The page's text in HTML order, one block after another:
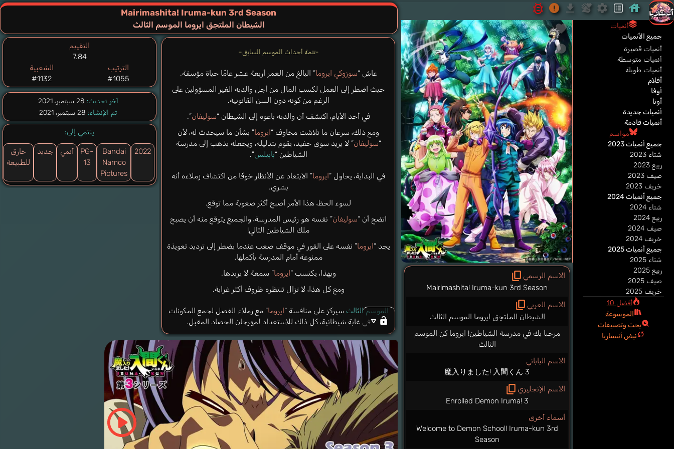
الاسم الرسمي
Mairimashita! Iruma-kun 3rd Season
الاسم العربي
الشيطان الملتحِق ايروما الموسم الثالث
مرحبا بك في مدرسة الشياطين! ايروما كن الموسم
الثالث
الاسم الياباني
魔入りました! 入間くん 3
الاسم الإنجليزي
Enrolled Demon Iruma! 3
أسماء أخرى
Welcome to Demon School! Iruma-kun 3rd
Season
Mairimashita! Iruma-kun 3rd Season
الشيطان الملتحِق ايروما الموسم الثالث
-تتمة أحداث الموسم السابق–
عاش “سوزوكي ايروما” البالغ من العمر أربعة عشر عامًا حياة مؤسفة.
حيث اضطر إلى العمل لكسب المال من أجل والديه الغير المسؤولين على
الرغم من كونه دون السن القانونية.
في أحد الأيام، اكتشف أن والديه باعوه إلى الشيطان “سوليفان”.
ومع ذلك، سرعان ما تلاشت مخاوف “ايروما” بشأن ما سيحدث له، لأن
“سوليفان” لا يريد سوى حفيد، يقوم بتدليله، ويجعله يذهب إلى مدرسة
الشياطين “بابيلس”.
في البداية، يحاول “ايروما” الابتعاد عن الأنظار خوفًا من اكتشاف زملاءه أنه
بشري.
لسوء الحظ، هذا الأمر أصبح أكثر صعوبة مما توقع.
اتضح أن “سوليفان” نفسه هو رئيس المدرسة، والجميع يتوقع منه أن يصبح
ملك الشياطين التالي!
يجد “ايروما” نفسه على الفور في موقف صعب عندما يضطر إلى ترديد تعويذة
ممنوعة أمام المدرسة بأكملها.
وبهذا، يكتسب “ايروما” سمعة لا يريدها.
ومع كل هذا، لا تزال تنتظره ظروف أكثر غرابة.
الموسم الثالث سيركز على منافسة “ايروما” مع زملاء الفصل لجمع المكونات
في غابة شيطانية، كل ذلك للاستعداد لمهرجان الحصاد المقبل.
التقييم
7.84
الترتيب
#1055
الشعبية
#1132
آخر تحديث: 28 سبتمبر، 2021
تم الإنشاء: 28 سبتمبر، 2021
ينتمي إلى:
2022
Bandai
Namco
Pictures
PG-
13
أنمي جديد
خارق
للطبيعة
أنميات
جميع الأنميات
أنميات قصيرة
أنميات متوسطة
أنميات طويلة
أفلام
أوفا
أونا
أنميات جديدة
أنميات قادمة
مواسم
جميع أنميات 2023
شتاء 2023
ربيع 2023
صيف 2023
خريف 2023
جميع أنميات 2024
شتاء 2024
ربيع 2024
صيف 2024
خريف 2024
جميع أنميات 2025
شتاء 2025
ربيع 2025
صيف 2025
خريف 2025
أفضل 10
الموسوعة
بحث وتصنيفات
نبض أنستازيا